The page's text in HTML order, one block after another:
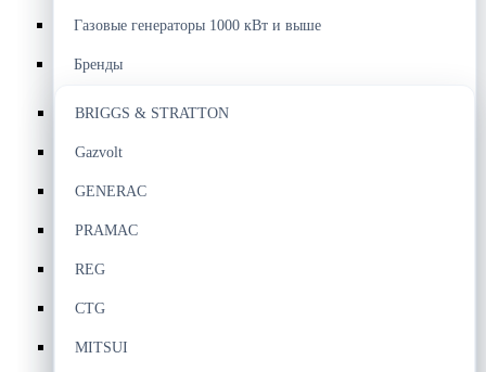
Газовые генераторы 1000 кВт и выше
Бренды
BRIGGS & STRATTON
Gazvolt
GENERAC
PRAMAC
REG
CTG
MITSUI